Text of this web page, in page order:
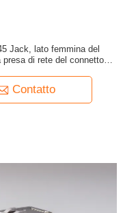
Jack, lato femmina del
presa di rete del connettore
Contatto